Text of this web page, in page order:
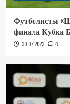
Футболисты
финала Кубка
30.07.2023 0